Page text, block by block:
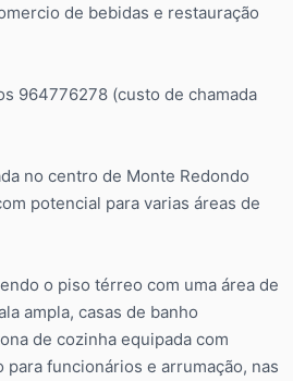
de bebidas e restauração
964776278 (custo de chamada
no centro de Monte Redondo
potencial para varias áreas de
o piso térreo com uma área de
ampla, casas de banho
de cozinha equipada com
para funcionários e arrumação, nas